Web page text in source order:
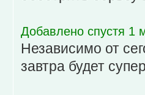
Добавлено спустя 1
Независимо от
завтра будет